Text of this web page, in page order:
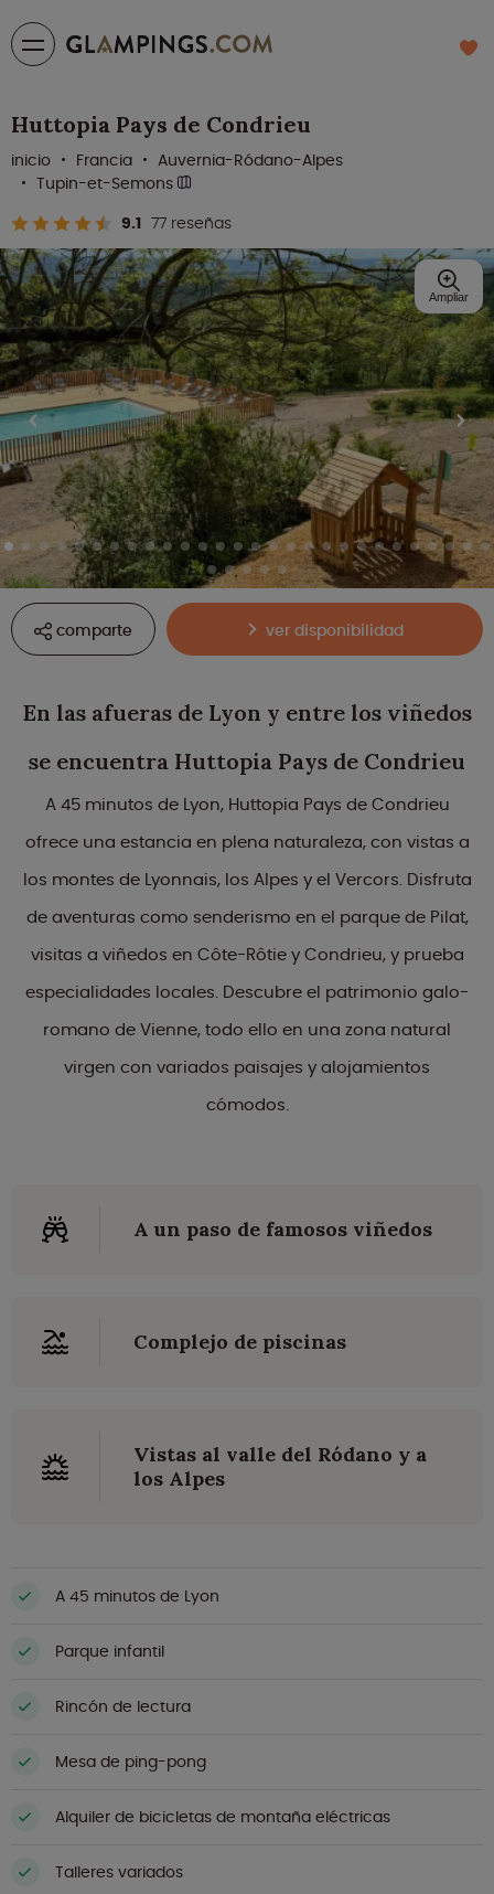
Huttopia Pays de Condrieu
9.1 77 reseñas
inicio Francia
Auvernia-Ródano-Alpes
Tupin-et-Semons
comparte ver disponibilidad
Ampliar
En las afueras de Lyon y entre los viñedos
se encuentra Huttopia Pays de Condrieu
A 45 minutos de Lyon, Huttopia Pays de Condrieu
ofrece una estancia en plena naturaleza, con vistas a
los montes de Lyonnais, los Alpes y el Vercors. Disfruta
de aventuras como senderismo en el parque de Pilat,
visitas a viñedos en Côte-Rôtie y Condrieu, y prueba
especialidades locales. Descubre el patrimonio galo-
romano de Vienne, todo ello en una zona natural
virgen con variados paisajes y alojamientos
cómodos.
A un paso de famosos viñedos
Complejo de piscinas
Vistas al valle del Ródano y a
los Alpes
A 45 minutos de Lyon
Parque infantil
Rincón de lectura
Mesa de ping-pong
Alquiler de bicicletas de montaña eléctricas
Talleres variados